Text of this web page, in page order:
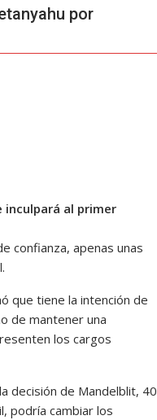
por
inculpará al primer
confianza, apenas unas
que tiene la intención de
de mantener una
los cargos
decisión de Mandelblit, 40
podría cambiar los